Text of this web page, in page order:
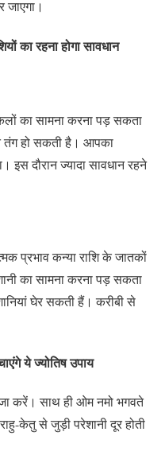
जाएगा।
का रहना होगा सावधान
का सामना करना पड़ सकता
तंग हो सकती है। आपका
इस दौरान ज्यादा सावधान रहने
प्रभाव कन्या राशि के जातकों
का सामना करना पड़ सकता
घेर सकती हैं। करीबी से
ये ज्योतिष उपाय
करें। साथ ही ओम नमो भगवते
केतु से जुड़ी परेशानी दूर होती